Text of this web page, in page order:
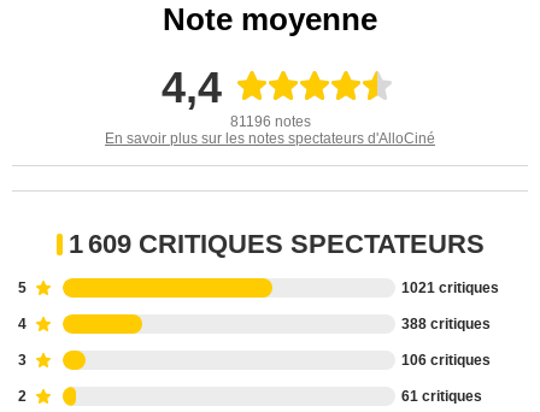
Note moyenne
4,4
81196 notes
En savoir plus sur les notes spectateurs d'AlloCiné
1 609 CRITIQUES SPECTATEURS
5 1021 critiques
4 388 critiques
3 106 critiques
2 61 critiques